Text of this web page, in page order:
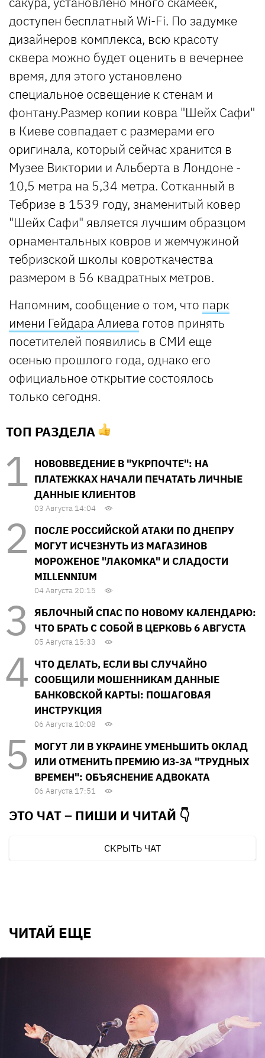
доступен бесплатный Wi-Fi. По задумке
дизайнеров комплекса, всю красоту
сквера можно будет оценить в вечернее
время, для этого установлено
специальное освещение к стенам и
фонтану.Размер копии ковра "Шейх Сафи"
в Киеве совпадает с размерами его
оригинала, который сейчас хранится в
Музее Виктории и Альберта в Лондоне -
10,5 метра на 5,34 метра. Сотканный в
Тебризе в 1539 году, знаменитый ковер
"Шейх Сафи" является лучшим образцом
орнаментальных ковров и жемчужиной
тебризской школы ковроткачества
размером в 56 квадратных метров.
Напомним, сообщение о том, что парк
имени Гейдара Алиева готов принять
посетителей появились в СМИ еще
осенью прошлого года, однако его
официальное открытие состоялось
только сегодня.
ТОП РАЗДЕЛА
НОВОВВЕДЕНИЕ В "УКРПОЧТЕ": НА
ПЛАТЕЖКАХ НАЧАЛИ ПЕЧАТАТЬ ЛИЧНЫЕ
ДАННЫЕ КЛИЕНТОВ
03 Августа 14:04
ПОСЛЕ РОССИЙСКОЙ АТАКИ ПО ДНЕПРУ
МОГУТ ИСЧЕЗНУТЬ ИЗ МАГАЗИНОВ
МОРОЖЕНОЕ "ЛАКОМКА" И СЛАДОСТИ
MILLENNIUM
04 Августа 20:15
ЯБЛОЧНЫЙ СПАС ПО НОВОМУ КАЛЕНДАРЮ:
ЧТО БРАТЬ С СОБОЙ В ЦЕРКОВЬ 6 АВГУСТА
05 Августа 15:33
ЧТО ДЕЛАТЬ, ЕСЛИ ВЫ СЛУЧАЙНО
СООБЩИЛИ МОШЕННИКАМ ДАННЫЕ
БАНКОВСКОЙ КАРТЫ: ПОШАГОВАЯ
ИНСТРУКЦИЯ
06 Августа 10:08
МОГУТ ЛИ В УКРАИНЕ УМЕНЬШИТЬ ОКЛАД
ИЛИ ОТМЕНИТЬ ПРЕМИЮ ИЗ-ЗА "ТРУДНЫХ
ВРЕМЕН": ОБЪЯСНЕНИЕ АДВОКАТА
06 Августа 17:51
ЭТО ЧАТ – ПИШИ И ЧИТАЙ 👇
СКРЫТЬ ЧАТ
ЧИТАЙ ЕЩЕ